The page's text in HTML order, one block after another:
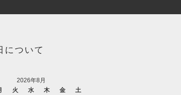
について
2026年8月
火 水 木 金
土